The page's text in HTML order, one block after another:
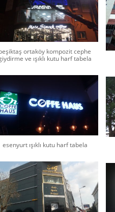
ortaköy kompozit cephe
ve ışıklı kutu harf tabela
esenyurt ışıklı kutu harf tabela